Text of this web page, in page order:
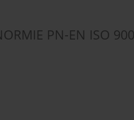
PN-EN ISO